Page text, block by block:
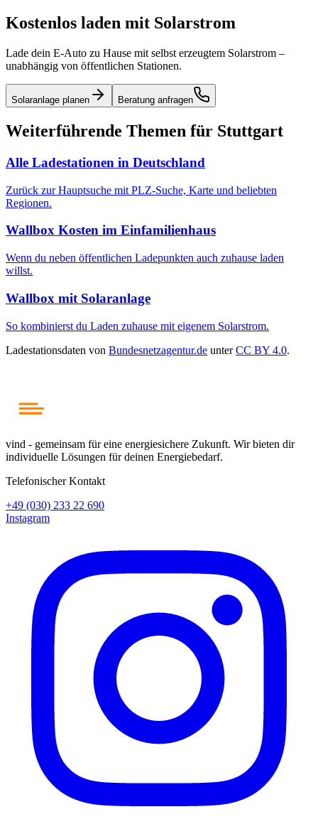
Kostenlos laden mit Solarstrom
Lade dein E-Auto zu Hause mit selbst erzeugtem Solarstrom –
unabhängig von öffentlichen Stationen.
Solaranlage planen Beratung anfragen
Weiterführende Themen für Stuttgart
Alle Ladestationen in Deutschland
Zurück zur Hauptsuche mit PLZ-Suche, Karte und beliebten
Regionen.
Wallbox Kosten im Einfamilienhaus
Wenn du neben öffentlichen Ladepunkten auch zuhause laden
willst.
Wallbox mit Solaranlage
So kombinierst du Laden zuhause mit eigenem Solarstrom.
Ladestationsdaten von Bundesnetzagentur.de unter CC BY 4.0.
vind - gemeinsam für eine energiesichere Zukunft. Wir bieten dir
individuelle Lösungen für deinen Energiebedarf.
Telefonischer Kontakt
+49 (030) 233 22 690
Instagram